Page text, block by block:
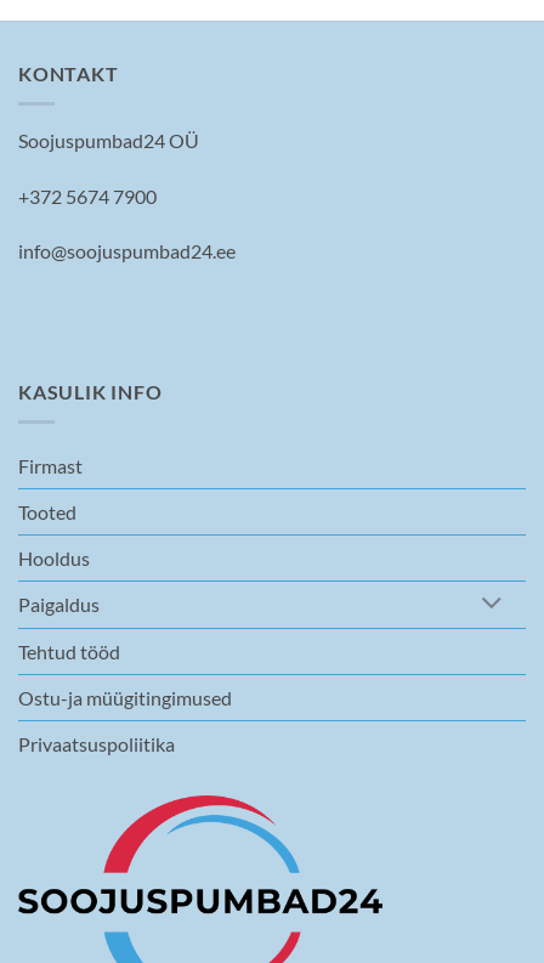
KONTAKT
Soojuspumbad24 OÜ
+372 5674 7900
info@soojuspumbad24.ee
KASULIK INFO
Firmast
Tooted
Hooldus
Paigaldus
Tehtud tööd
Ostu-ja müügitingimused
Privaatsuspoliitika